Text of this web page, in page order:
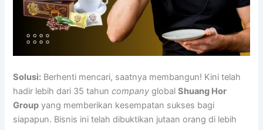
Solusi: Berhenti mencari, saatnya membangun! Kini telah
hadir lebih dari 35 tahuncompany globalShuang Hor
Group yang memberikan kesempatan sukses bagi
siapapun. Bisnis ini telah dibuktikan jutaan orang di lebih